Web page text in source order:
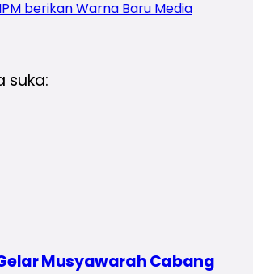
berikan Warna Baru Media
suka:
Musyawarah Cabang